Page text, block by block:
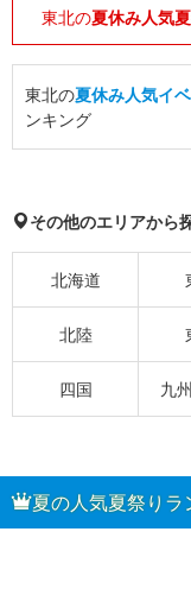
東北の夏休み人気
東北の夏休み人気イ
ンキング
その他のエリアから
北海道
北陸
四国 九
夏の人気夏祭り